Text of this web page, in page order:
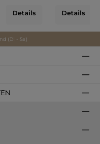
Details Details
(Di - Sa)